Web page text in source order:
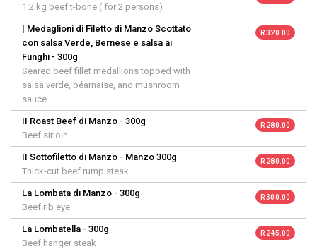
1.2 kg beef t-bone ( for 2 persons)
| Medaglioni di Filetto di Manzo Scottato
con salsa Verde, Bernese e salsa ai
Funghi - 300g
Seared beef fillet medallions topped with
salsa verde, béarnaise, and mushroom
sauce
R 320.00
II Roast Beef di Manzo - 300g
Beef sirloin
R 280.00
II Sottofiletto di Manzo - Manzo 300g
Thick-cut beef rump steak
R 280.00
La Lombata di Manzo - 300g
Beef rib eye
R 300.00
La Lombatella - 300g
Beef hanger steak
R 245.00